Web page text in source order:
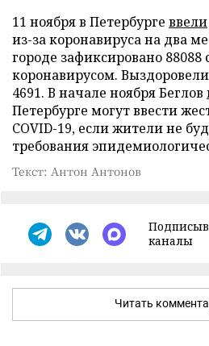
11 ноября в Петербурге ввели
из-за коронавируса на два
городе зафиксировано 88088
коронавирусом.
4691. В начале ноября Беглов
Петербурге могут ввести
COVID-19, если жители не
требования
Текст: Антон Антонов
каналы
Читать